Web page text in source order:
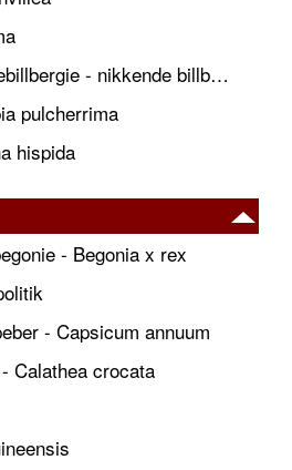
Præstehavre - hængebillbergie - nikkende billbergie
pulcherrima
hispida
- Begonia x rex
- Capsicum annuum
Calathea crocata